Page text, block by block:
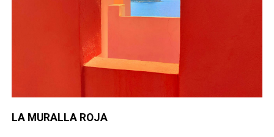
LA MURALLA ROJA